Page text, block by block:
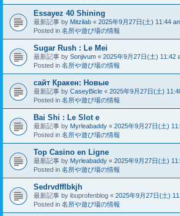
Essayez 40 Shining
最新記事 by Mitzilab « 2025年9月27日(土) 11:44
Posted in 名所や遊び場の情報
Sugar Rush : Le Mei
最新記事 by Sonjivum « 2025年9月27日(土) 11:42
Posted in 名所や遊び場の情報
сайт Кракен: Новые
最新記事 by CaseyBicle « 2025年9月27日(土)
Posted in 名所や遊び場の情報
Bai Shi : Le Slot e
最新記事 by Myrleabaddy « 2025年9月27日(土)
Posted in 名所や遊び場の情報
Top Casino en Ligne
最新記事 by Myrleabaddy « 2025年9月27日(土)
Posted in 名所や遊び場の情報
Sedrvdfflbkjh
最新記事 by ibuprofenblog « 2025年9月27日(土)
Posted in 名所や遊び場の情報